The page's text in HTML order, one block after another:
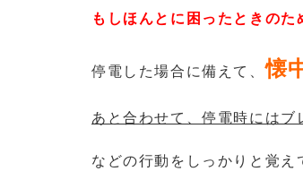
もしほんとに困ったときの
停電した場合に備えて、懐
あと合わせて、停電時には
などの行動をしっかりと覚え